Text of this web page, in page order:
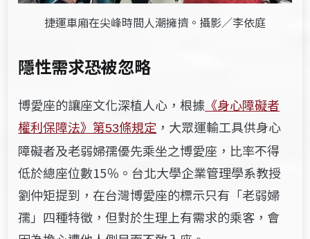
捷運車廂在尖峰時間人潮擁擠。攝影／李依庭
隱性需求恐被忽略
博愛座的讓座文化深植人心，根據 《身心障礙者
權利保障法》第53條規定 ，大眾運輸工具供身心
障礙者及老弱婦孺優先乘坐之博愛座，比率不得
低於總座位數15％。台北大學企業管理學系教授
劉仲矩提到，在台灣博愛座的標示只有「老弱婦
孺」四種特徵，但對於生理上有需求的乘客，會